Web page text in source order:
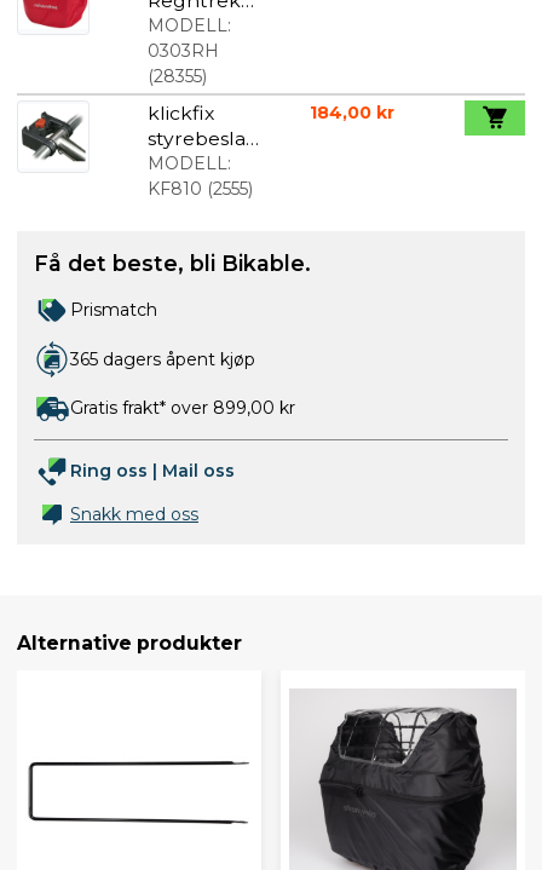
til frontkurv
Rød
MODELL:
0303RH
(28355)
klickfix
styrebeslag
standard
MODELL:
KF810 (2555)
184,00 kr
Få det beste, bli Bikable.
Prismatch
365 dagers åpent kjøp
Gratis frakt* over 899,00 kr
Ring oss | Mail oss
Snakk med oss
Alternative produkter